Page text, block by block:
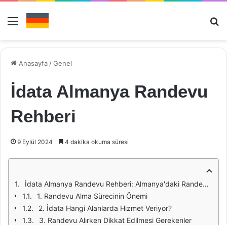
Menü
Anasayfa /Genel
İdata Almanya Randevu
Rehberi
9 Eylül 2024 4 dakika okuma süresi
İdata Almanya Randevu Rehberi: Almanya'daki Randevu Sürecini Kolaylaştırmak için Pratik Bilgiler
1. Randevu Alma Sürecinin Önemi
2. İdata Hangi Alanlarda Hizmet Veriyor?
3. Randevu Alırken Dikkat Edilmesi Gerekenler